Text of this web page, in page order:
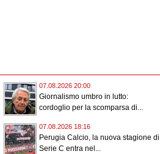
07.08.2026 20:00
Giornalismo umbro in lutto:
cordoglio per la scomparsa di...
07.08.2026 18:16
Perugia Calcio, la nuova stagione di
Serie C entra nel...